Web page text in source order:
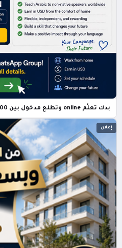
بدك تعلّم online وتطلع مدخول بين 500 $ و3000 $ بالشهر
إعلان